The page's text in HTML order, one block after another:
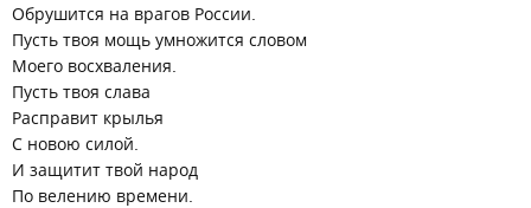
Обрушится на врагов России.
Пусть твоя мощь умножится словом
Моего восхваления.
Пусть твоя слава
Расправит крылья
С новою силой.
И защитит твой народ
По велению времени.